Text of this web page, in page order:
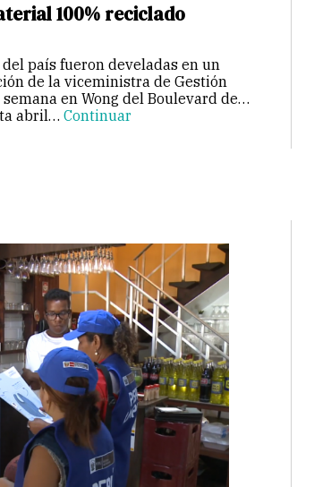
100% reciclado
país fueron develadas en un
de la viceministra de Gestión
en Wong del Boulevard de
abril… Continuar